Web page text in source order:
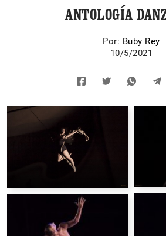
ANTOLOGÍA
Por: Buby Rey
10/5/2021